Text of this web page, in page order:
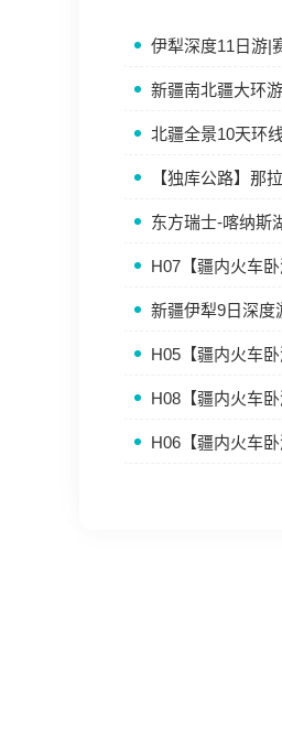
伊犁深度11日游|
新疆南北疆大环
北疆全景10天环
【独库公路】那
东方瑞士-喀纳斯
H07【疆内火车
新疆伊犁9日深度
H05【疆内火车
H08【疆内火车
H06【疆内火车